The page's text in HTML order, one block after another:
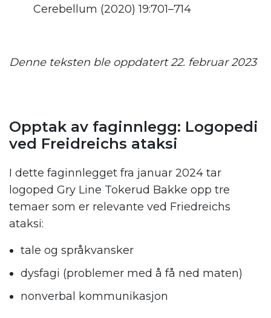
Cerebellum (2020) 19:701–714
Denne teksten ble oppdatert 22. februar 2023
Opptak av faginnlegg: Logopedi
ved Freidreichs ataksi
I dette faginnlegget fra januar 2024 tar
logoped Gry Line Tokerud Bakke opp tre
temaer som er relevante ved Friedreichs
ataksi:
tale og språkvansker
dysfagi (problemer med å få ned maten)
nonverbal kommunikasjon